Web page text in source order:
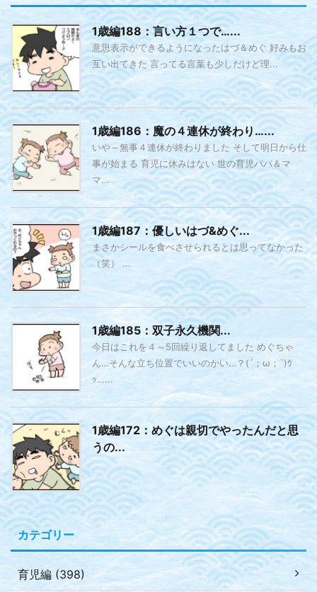
1歳編188：言い方１つで…...
意思表示ができるようになったはづ＆めぐ 好みもお
互い出てきた 言ってる言葉も少しだけど理...
1歳編186：魔の４連休が終わり…...
いや～無事４連休が終わりました そして明日から仕
事が始まる 育児に休みはない 世の育児パパ＆マ
マ...
1歳編187：優しいはづ&めぐ...
まさかシールを食べさせられるとは思ってなかった
（笑） ...
1歳編185：双子永久機関...
今日はこれを４～5回繰り返してました めぐちゃ
ん…そんな立ち位置でいいのかい…？(´；ω；`)ｳ
ｯ…...
1歳編172：めぐは親切でやったんだと思
うの...
カテゴリー
育児編 (398)